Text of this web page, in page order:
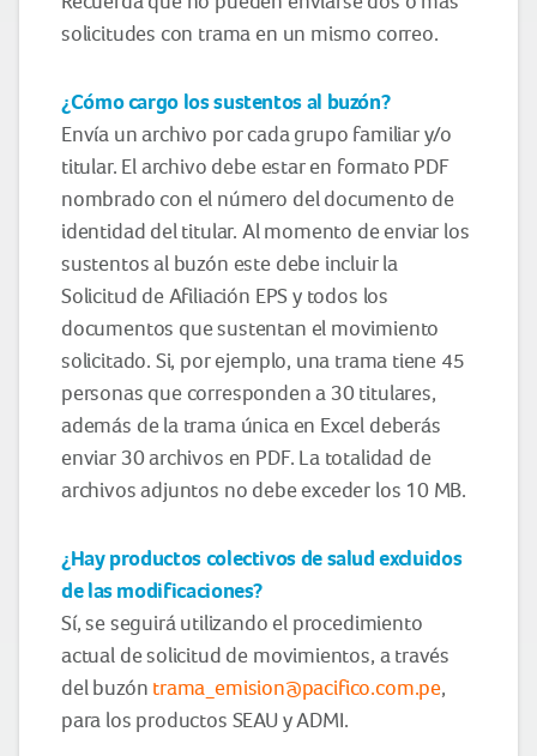
solicitudes con trama en un mismo correo.
¿Cómo cargo los sustentos al buzón?
Envía un archivo por cada grupo familiar y/o
titular. El archivo debe estar en formato PDF
nombrado con el número del documento de
identidad del titular. Al momento de enviar los
sustentos al buzón este debe incluir la
Solicitud de Afiliación EPS y todos los
documentos que sustentan el movimiento
solicitado. Si, por ejemplo, una trama tiene 45
personas que corresponden a 30 titulares,
además de la trama única en Excel deberás
enviar 30 archivos en PDF. La totalidad de
archivos adjuntos no debe exceder los 10 MB.
¿Hay productos colectivos de salud excluidos
de las modificaciones?
Sí, se seguirá utilizando el procedimiento
actual de solicitud de movimientos, a través
del buzón trama_emision@pacifico.com.pe,
para los productos SEAU y ADMI.